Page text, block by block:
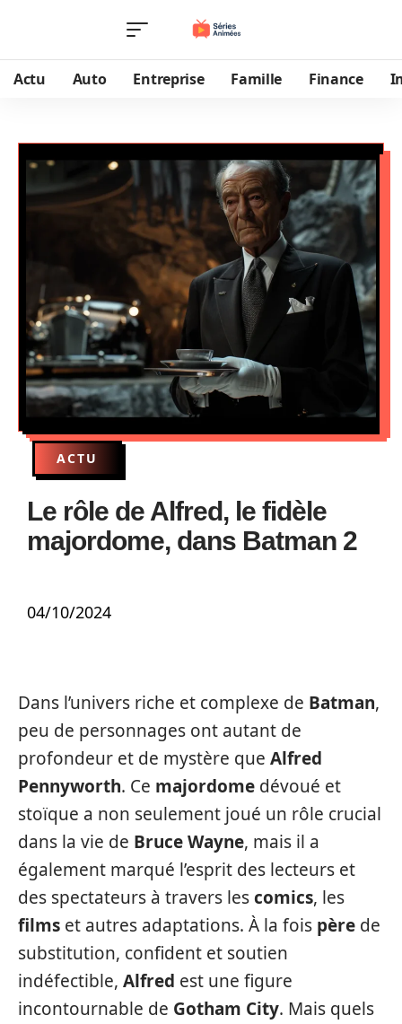
Actu Auto Entreprise Famille Finance
ACTU
Le rôle de Alfred, le fidèle
majordome, dans Batman 2
04/10/2024
Dans l’univers riche et complexe de Batman,
peu de personnages ont autant de
profondeur et de mystère que Alfred
Pennyworth. Ce majordome dévoué et
stoïque a non seulement joué un rôle crucial
dans la vie de Bruce Wayne, mais il a
également marqué l’esprit des lecteurs et
des spectateurs à travers lescomics, les
films et autres adaptations. À la fois père de
substitution, confident et soutien
indéfectible, Alfred est une figure
incontournable de Gotham City. Mais quels